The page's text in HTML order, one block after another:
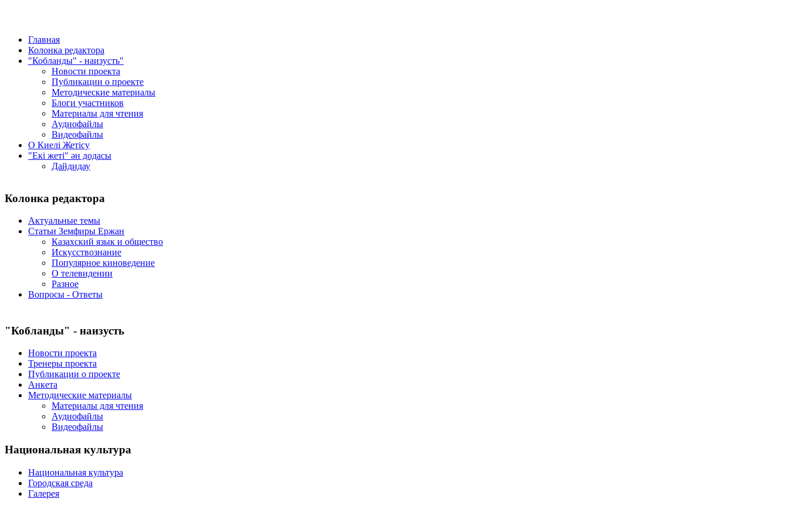
Главная
Колонка редактора
"Кобланды" - наизусть"
Новости проекта
Публикации о проекте
Методические материалы
Блоги участников
Материалы для чтения
Аудиофайлы
Видеофайлы
О Киелi Жетiсу
"Екі жеті" ән додасы
Дайдидау
Колонка редактора
Актуальные темы
Статьи Земфиры Ержан
Казахский язык и общество
Искусствознание
Популярное киноведение
О телевидении
Разное
Вопросы - Ответы
"Кобланды" - наизусть
Новости проекта
Тренеры проекта
Публикации о проекте
Анкета
Методические материалы
Материалы для чтения
Аудиофайлы
Видеофайлы
Национальная культура
Национальная культура
Городская среда
Галерея